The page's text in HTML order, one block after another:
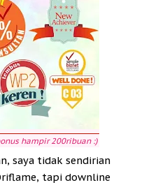
hampir 200ribuan :)
saya tidak sendirian
tapi downline